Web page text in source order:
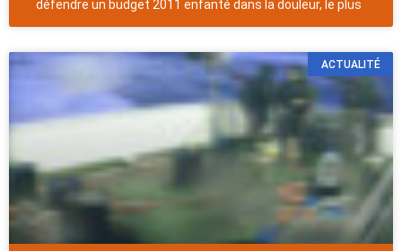
défendre un budget 2011 enfanté dans la douleur, le plus
ACTUALITÉ